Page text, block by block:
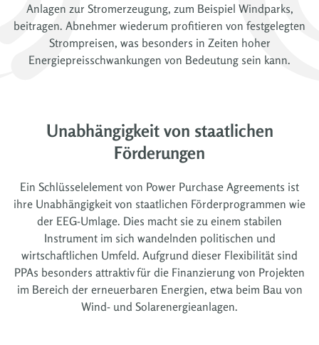
Anlagen zur Stromerzeugung, zum Beispiel Windparks,
beitragen. Abnehmer wiederum profitieren von festgelegten
Strompreisen, was besonders in Zeiten hoher
Energiepreisschwankungen von Bedeutung sein kann.
Unabhängigkeit von staatlichen
Förderungen
Ein Schlüsselelement von Power Purchase Agreements ist
ihre Unabhängigkeit von staatlichen Förderprogrammen wie
der EEG-Umlage. Dies macht sie zu einem stabilen
Instrument im sich wandelnden politischen und
wirtschaftlichen Umfeld. Aufgrund dieser Flexibilität sind
PPAs besonders attraktiv für die Finanzierung von Projekten
im Bereich der erneuerbaren Energien, etwa beim Bau von
Wind- und Solarenergieanlagen.